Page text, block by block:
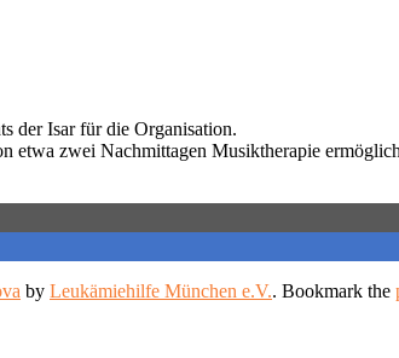
der Isar für die Organisation.
etwa zwei Nachmittagen Musiktherapie
by Leukämiehilfe München e.V.. Bookmark the